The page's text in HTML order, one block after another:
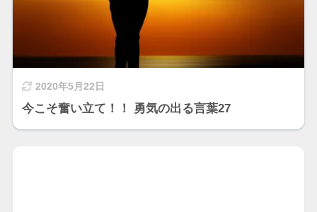
2020年5月22日
今こそ奮い立て！！ 勇気の出る言葉27